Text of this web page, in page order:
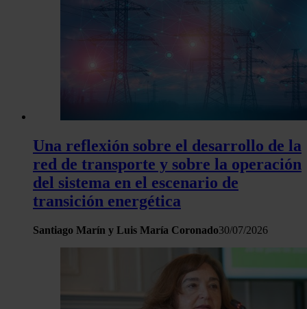
Una reflexión sobre el desarrollo de la
red de transporte y sobre la operación
del sistema en el escenario de
transición energética
Santiago Marín y Luis María Coronado30/07/2026